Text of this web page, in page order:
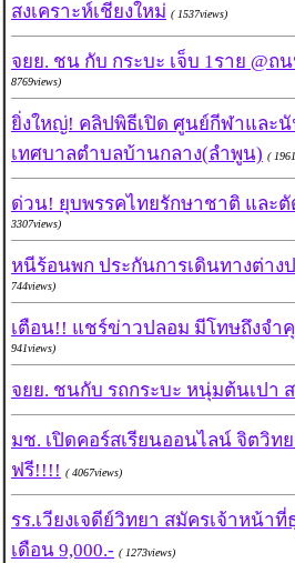
สงเคราะห์เชียงใหม่ ( 1537views)
จยย. ชน กับ กระบะ เจ็บ 1ราย @
8769views)
ยิ่งใหญ่! คลิปพิธีเปิด ศูนย์กีฬาและ
เทศบาลตำบลบ้านกลาง(ลำพูน) (
ด่วน! ยุบพรรคไทยรักษาชาติ และตั
3307views)
หนีร้อนพก ประกันการเดินทางต่าง
744views)
เตือน!! แชร์ข่าวปลอม มีโทษถึงจำ
941views)
จยย. ชนกับ รถกระบะ หนุ่มต้นเปา
มช. เปิดคอร์สเรียนออนไลน์ จิตวิท
ฟรี!!!! ( 4067views)
รร.เวียงเจดีย์วิทยา สมัครเจ้าหน้า
เดือน 9,000.- ( 1273views)